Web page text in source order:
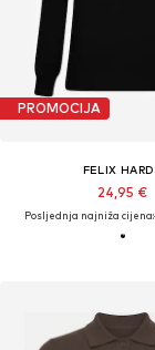
PROMOCIJA
FELIX
24,95 €
Posljednja najniža cijena: